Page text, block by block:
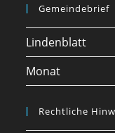
Gemeindebrief
Lindenblatt
Monat
Rechtliche